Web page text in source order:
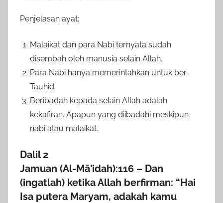
Penjelasan ayat:
Malaikat dan para Nabi ternyata sudah
disembah oleh manusia selain Allah.
Para Nabi hanya memerintahkan untuk ber-
Tauhid.
Beribadah kepada selain Allah adalah
kekafiran. Apapun yang diibadahi meskipun
nabi atau malaikat.
Dalil 2
Jamuan (Al-Mā’idah):116 – Dan
(ingatlah) ketika Allah berfirman: “Hai
Isa putera Maryam, adakah kamu